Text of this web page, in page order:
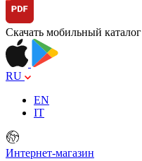
Скачать мобильный каталог
RU
EN
IT
Интернет-магазин